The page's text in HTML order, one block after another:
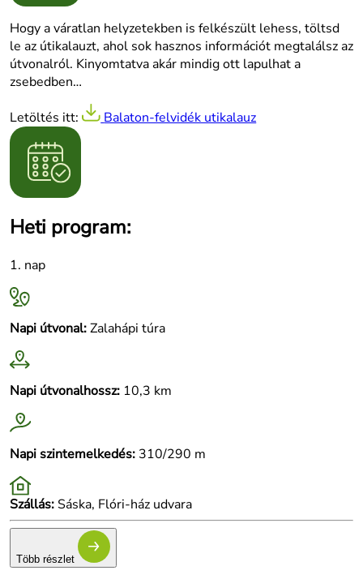
Hogy a váratlan helyzetekben is felkészült lehess, töltsd
le az útikalauzt, ahol sok hasznos információt megtalálsz az
útvonalról. Kinyomtatva akár mindig ott lapulhat a
zsebedben…
Letöltés itt: Balaton-felvidék utikalauz
Heti program:
1. nap
Napi útvonal:Zalahápi túra
Napi útvonalhossz: 10,3 km
Napi szintemelkedés: 310/290 m
Szállás: Sáska, Flóri-ház udvara
Több részlet